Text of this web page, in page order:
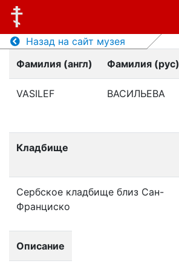
Назад на сайт музея
Фамилия (англ)
Фамилия (рус)
VASILEF ВАСИЛЬЕВА
Кладбище
Сербское кладбище близ Сан-
Франциско
Описание